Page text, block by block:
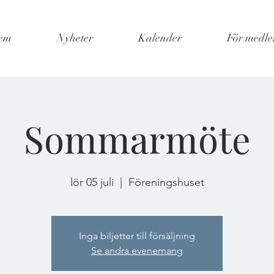
Nyheter Kalender För
Sommarmöte
lör 05 juli Föreningshuset
Inga biljetter till försäljning
Se andra evenemang